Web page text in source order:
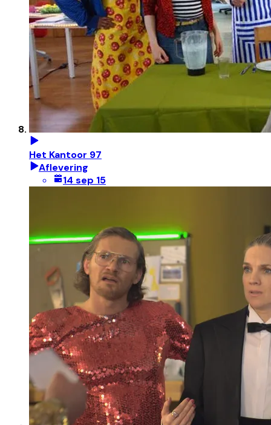
Het Kantoor 97
Aflevering
14 sep 15